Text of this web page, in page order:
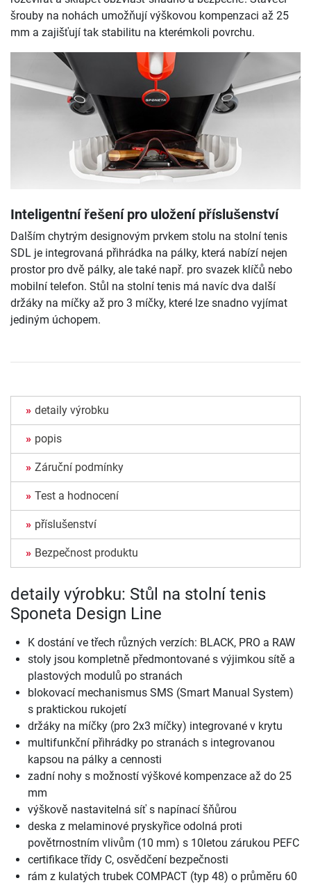
šrouby na nohách umožňují výškovou kompenzaci až 25
mm a zajišťují tak stabilitu na kterémkoli povrchu.
Inteligentní řešení pro uložení příslušenství
Dalším chytrým designovým prvkem stolu na stolní tenis
SDL je integrovaná přihrádka na pálky, která nabízí nejen
prostor pro dvě pálky, ale také např. pro svazek klíčů nebo
mobilní telefon. Stůl na stolní tenis má navíc dva další
držáky na míčky až pro 3 míčky, které lze snadno vyjímat
jediným úchopem.
detaily výrobku
popis
Záruční podmínky
Test a hodnocení
příslušenství
Bezpečnost produktu
detaily výrobku: Stůl na stolní tenis
Sponeta Design Line
K dostání ve třech různých verzích: BLACK, PRO a RAW
stoly jsou kompletně předmontované s výjimkou sítě a
plastových modulů po stranách
blokovací mechanismus SMS (Smart Manual System)
s praktickou rukojetí
držáky na míčky (pro 2x3 míčky) integrované v krytu
multifunkční přihrádky po stranách s integrovanou
kapsou na pálky a cennosti
zadní nohy s možností výškové kompenzace až do 25
mm
výškově nastavitelná síť s napínací šňůrou
deska z melaminové pryskyřice odolná proti
povětrnostním vlivům (10 mm) s 10letou zárukou PEFC
certifikace třídy C, osvědčení bezpečnosti
rám z kulatých trubek COMPACT (typ 48) o průměru 60